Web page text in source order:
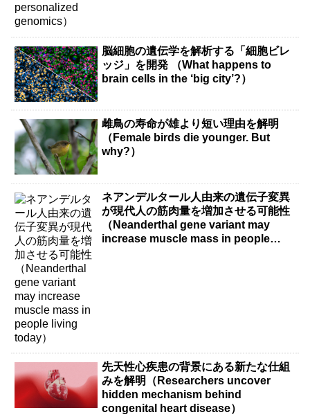
脳細胞の遺伝学を解析する「細胞ビレ
ッジ」を開発 （What happens to
brain cells in the ‘big city’?）
雌鳥の寿命が雄より短い理由を解明
（Female birds die younger. But
why?）
ネアンデルタール人由来の遺伝子変異
が現代人の筋肉量を増加させる可能性
（Neanderthal gene variant may
increase muscle mass in people
先天性心疾患の背景にある新たな仕組
みを解明（Researchers uncover
hidden mechanism behind
congenital heart disease）